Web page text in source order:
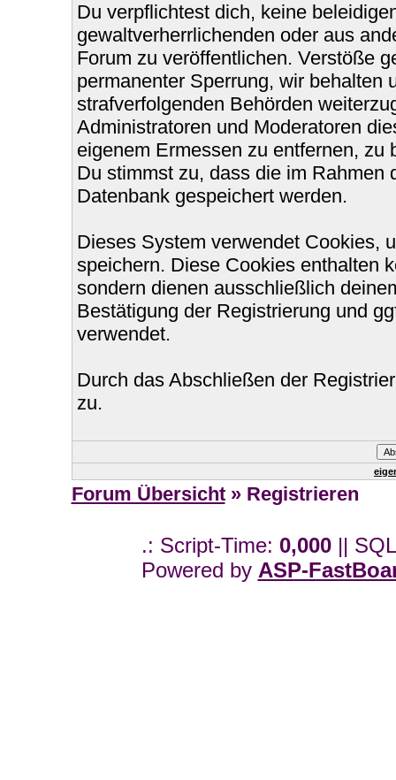
Du verpflichtest dich, keine
gewaltverherrlichenden oder aus
Forum zu veröffentlichen. Verstöße
permanenter Sperrung, wir behalten
strafverfolgenden Behörden
Administratoren und Moderatoren
eigenem Ermessen zu entfernen, zu
Du stimmst zu, dass die im Rahmen
Datenbank gespeichert werden.
Dieses System verwendet Cookies,
speichern. Diese Cookies enthalten
sondern dienen ausschließlich
Bestätigung der Registrierung und
verwendet.
Durch das Abschließen der
zu.
Forum Übersicht» Registrieren
.: Script-Time: 0,000||
Powered by ASP-